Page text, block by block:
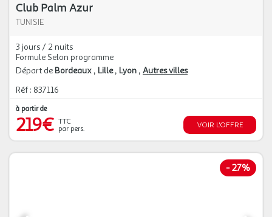
Club Palm Azur
TUNISIE
3 jours / 2 nuits
Formule Selon programme
Départ de Bordeaux Lille Lyon Autres villes
Réf : 837116
à partir de
219€ TTC
par pers.
VOIR L'OFFRE
- 27%